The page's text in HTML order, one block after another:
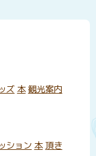
ズ 本 観光案内
ション 本 頂き